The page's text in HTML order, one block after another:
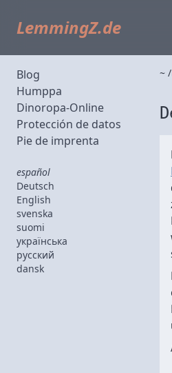
LemmingZ.de
Blog
Humppa
Dinoropa-Online
Protección de datos
Pie de imprenta
español
Deutsch
English
svenska
suomi
українська
русский
dansk
~